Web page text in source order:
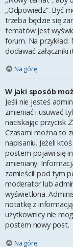
„Odpowiedz”. Być
trzeba będzie się
tematów jest
forum. Na
dodawać załączniki
Na górę
W jaki sposób
Jeśli nie jesteś
zmieniać i usuwać
naciskając przycisk
Czasami można to
napisaniu. Jeżeli
postem pojawi się
zmieniany.
zamieścił pod tym
moderator lub
wyświetlona.
notatkę z
użytkownicy nie
postem nowy post.
Na górę